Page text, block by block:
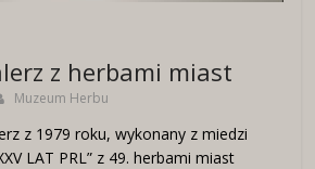
z herbami miast
Muzeum Herbu
z 1979 roku, wykonany z miedzi
LAT PRL” z 49. herbami miast